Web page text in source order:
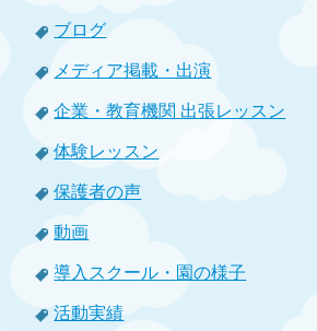
ブログ
メディア掲載・出演
企業・教育機関 出張レッスン
体験レッスン
保護者の声
動画
導入スクール・園の様子
活動実績